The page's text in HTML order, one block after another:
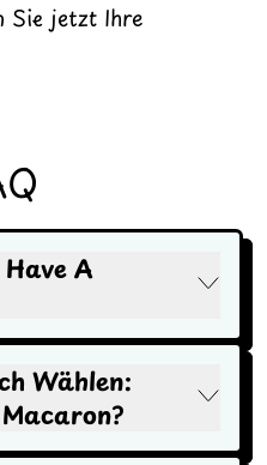
Sie jetzt Ihre
A
Wählen: